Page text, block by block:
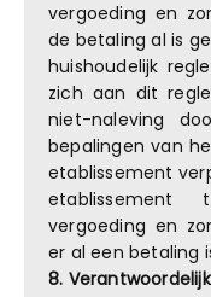
vergoeding en
de betaling al is
huishoudelijk
zich aan dit
niet-naleving
bepalingen van
etablissement
vergoeding en
er al een betaling
8.